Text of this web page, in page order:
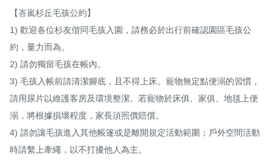
【峇嵐杉丘毛孩公約】
1) 歡迎各位杉友偕同毛孩入園，請務必於出行前確認園區毛孩公
約，量力而為。
2) 請勿獨留毛孩在帳內。
3) 毛孩入帳前請清潔腳底，且不得上床。寵物無定點便溺的習慣，
請用尿片以維護客房及環境整潔。若寵物於床俱、家俱、地毯上便
溺，將根據損壞程度，家長須照價賠償。
4) 請勿讓毛孩進入其他帳篷或是離開規定活動範圍；戶外空間活動
時請繫上牽繩，以不打擾他人為主。